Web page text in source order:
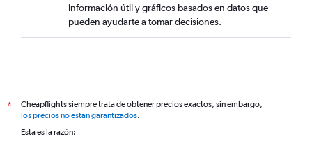
información útil y gráficos basados en datos que
pueden ayudarte a tomar decisiones.
*
Cheapflights siempre trata de obtener precios exactos, sin embargo,
los precios no están garantizados.
Esta es la razón: